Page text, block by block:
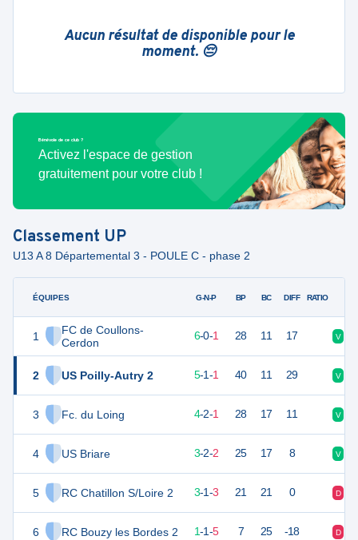
Aucun résultat de disponible pour le
moment. 😔
Bénévole de ce club ?
Activez l'espace de gestion
gratuitement pour votre club !
Classement UP
U13 A 8 Départemental 3 - POULE C - phase 2
ÉQUIPES
1
FC de Coullons-
Cerdon
2 US Poilly-Autry 2
3 Fc. du Loing
4 US Briare
5 RC Chatillon S/Loire 2
6 RC Bouzy les Bordes 2
G-N-P BP BC DIFF RATIO
6-0-1 28 11 17 V
16 5-1-1 40 11 29 V
4-2-1 28 17 11 V
3-2-2 25 17 8 V
10 7 3-1-3 21 21 0 D
4 7 1-1-5 7 25 -18 D